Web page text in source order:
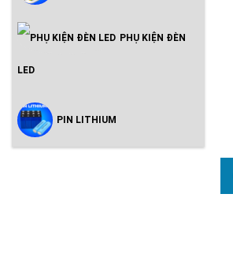
Inveter Hòa Lưới Có Lưu Trữ -
PHỤ KIỆN ĐÈN
LED
PIN LITHIUM